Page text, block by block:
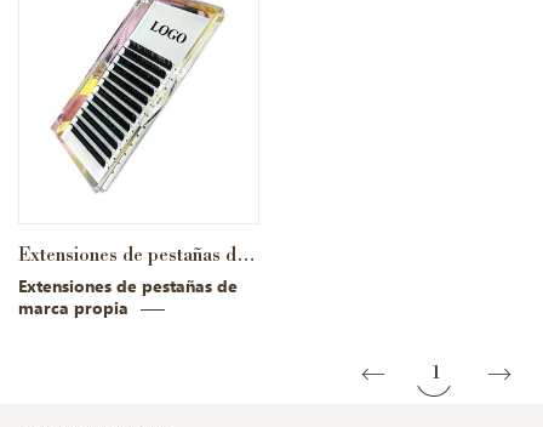
Extensiones de pestañas de marca propia
Extensiones de pestañas de
marca propia
1